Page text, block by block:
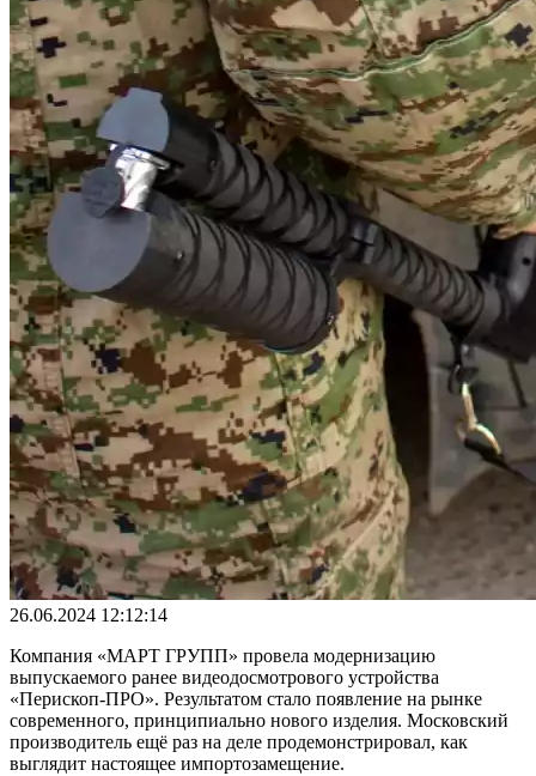
26.06.2024 12:12:14
Компания «МАРТ ГРУПП» провела модернизацию
выпускаемого ранее видеодосмотрового устройства
«Перископ-ПРО». Результатом стало появление на рынке
современного, принципиально нового изделия. Московский
производитель ещё раз на деле продемонстрировал, как
выглядит настоящее импортозамещение.